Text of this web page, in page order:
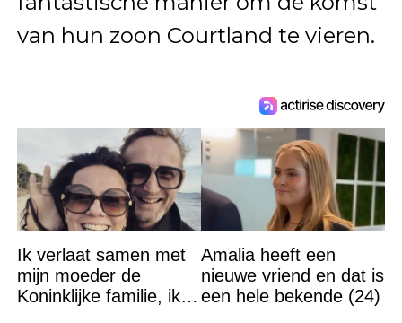
van hun zoon Courtland te vieren.
Ik verlaat samen met
mijn moeder de
Koninklijke familie, ik
Amalia heeft een
nieuwe vriend en dat is
een hele bekende (24)